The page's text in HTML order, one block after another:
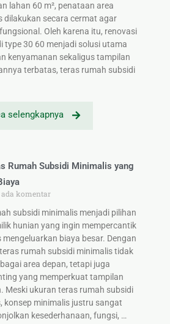
lahan 60 m², penataan area
dilakukan secara cermat agar
Oleh karena itu, renovasi
type 30 60 menjadi solusi utama
kenyamanan sekaligus tampilan
terbatas, teras rumah subsidi
selengkapnya
Rumah Subsidi Minimalis yang
komentar
subsidi minimalis menjadi pilihan
hunian yang ingin mempercantik
biaya besar. Dengan
rumah subsidi minimalis tidak
area depan, tetapi juga
yang memperkuat tampilan
Meski ukuran teras rumah subsidi
konsep minimalis justru sangat
kesederhanaan, fungsi, …